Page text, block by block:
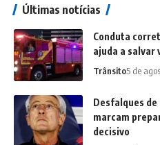
Últimas notícias
Conduta
ajuda a salvar
Trânsito5 de
Desfalques
marcam
decisivo